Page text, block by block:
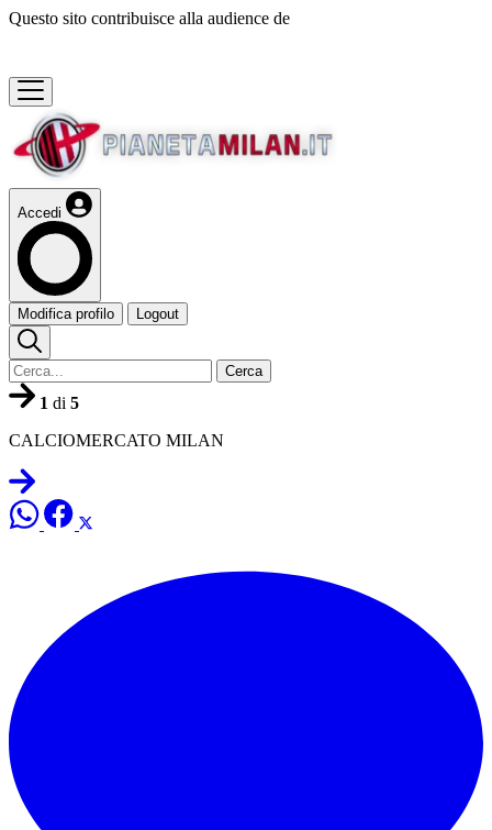
Questo sito contribuisce alla audience de
Accedi
Modifica profilo Logout
Cerca
1 di 5
CALCIOMERCATO MILAN